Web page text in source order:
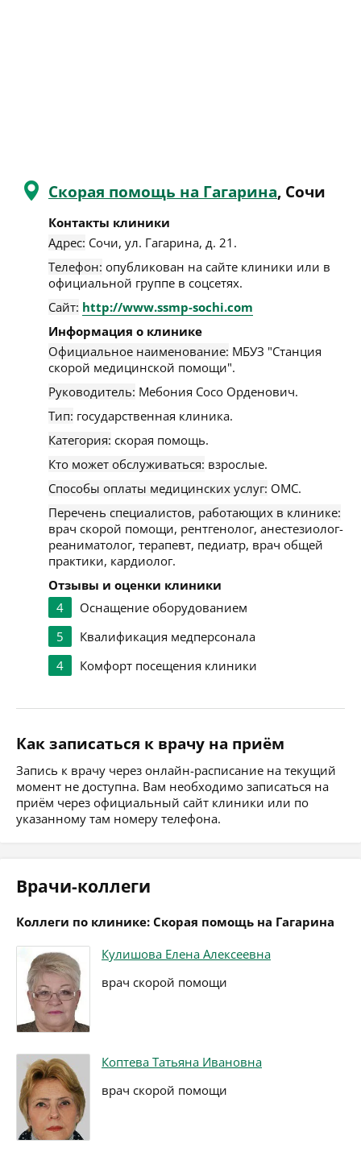
Скорая помощь на Гагарина, Сочи
Контакты клиники
Адрес: Сочи, ул. Гагарина, д. 21 .
Телефон: опубликован на сайте клиники или в
официальной группе в соцсетях.
Сайт: http://www.ssmp-sochi.com
Информация о клинике
Официальное наименование: МБУЗ "Станция
скорой медицинской помощи".
Руководитель: Мебония Сосо Орденович.
Тип: государственная клиника.
Категория: скорая помощь.
Кто может обслуживаться: взрослые.
Способы оплаты медицинских услуг: ОМС.
Перечень специалистов, работающих в клинике:
врач скорой помощи, рентгенолог, анестезиолог-
реаниматолог, терапевт, педиатр, врач общей
практики, кардиолог.
Отзывы и оценки клиники
4
Оснащение оборудованием
5
Квалификация медперсонала
4
Комфорт посещения клиники
Как записаться к врачу на приём
Запись к врачу через онлайн-расписание на текущий
момент не доступна. Вам необходимо записаться на
приём через официальный сайт клиники или по
указанному там номеру телефона.
Врачи-коллеги
Коллеги по клинике: Скорая помощь на Гагарина
Кулишова Елена Алексеевна
врач скорой помощи
Коптева Татьяна Ивановна
врач скорой помощи